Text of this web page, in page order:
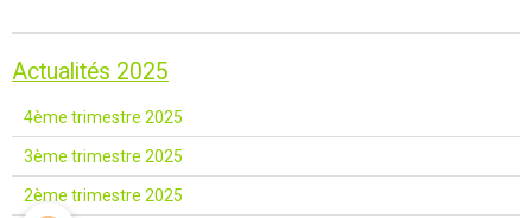
Actualités 2025
4ème trimestre 2025
3ème trimestre 2025
2ème trimestre 2025